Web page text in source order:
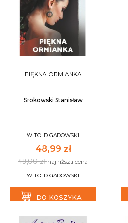
PIĘKNA ORMIANKA
Srokowski Stanisław
WITOLD GADOWSKI
48,99 zł
49,00 złnajniższa cena
WITOLD GADOWSKI
DO KOSZYKA